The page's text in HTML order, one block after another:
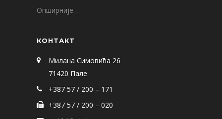
Опширније…
КОНТАКТ
Милана Симовића 26
71420 Пале
+387 57 / 200 – 171
+387 57 / 200 – 020